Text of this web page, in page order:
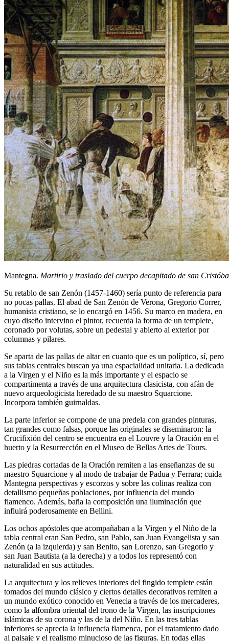
Mantegna. Martirio y traslado del cuerpo decapitado de san
Su retablo de san Zenón (1457-1460) sería punto de referencia para
no pocas pallas. El abad de San Zenón de Verona, Gregorio Correr,
humanista cristiano, se lo encargó en 1456. Su marco en madera, en
cuyo diseño intervino el pintor, recuerda la forma de un templete,
coronado por volutas, sobre un pedestal y abierto al exterior por
columnas y pilares.
Se aparta de las pallas de altar en cuanto que es un políptico, sí, pero
sus tablas centrales buscan ya una espacialidad unitaria. La dedicada
a la Virgen y el Niño es la más importante y el espacio se
compartimenta a través de una arquitectura clasicista, con afán de
nuevo arqueologicista heredado de su maestro Squarcione.
Incorpora también guirnaldas.
La parte inferior se compone de una predela con grandes pinturas,
tan grandes como falsas, porque las originales se diseminaron: la
Crucifixión del centro se encuentra en el Louvre y la Oración en el
huerto y la Resurrección en el Museo de Bellas Artes de Tours.
Las piedras cortadas de la Oración remiten a las enseñanzas de su
maestro Squarcione y al modo de trabajar de Padua y Ferrara; cuida
Mantegna perspectivas y escorzos y sobre las colinas realiza con
detallismo pequeñas poblaciones, por influencia del mundo
flamenco. Además, baña la composición una iluminación que
influirá poderosamente en Bellini.
Los ochos apóstoles que acompañaban a la Virgen y el Niño de la
tabla central eran San Pedro, san Pablo, san Juan Evangelista y san
Zenón (a la izquierda) y san Benito, san Lorenzo, san Gregorio y
san Juan Bautista (a la derecha) y a todos los representó con
naturalidad en sus actitudes.
La arquitectura y los relieves interiores del fingido templete están
tomados del mundo clásico y ciertos detalles decorativos remiten a
un mundo exótico conocido en Venecia a través de los mercaderes,
como la alfombra oriental del trono de la Virgen, las inscripciones
islámicas de su corona y las de la del Niño. En las tres tablas
inferiores se aprecia la influencia flamenca, por el tratamiento dado
al paisaje y el realismo minucioso de las figuras. En todas ellas